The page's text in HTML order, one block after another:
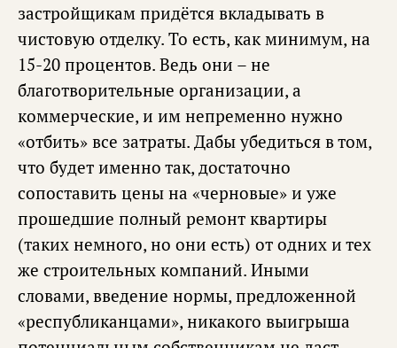
застройщикам придётся вкладывать в
чистовую отделку. То есть, как минимум, на
15-20 процентов. Ведь они – не
благотворительные организации, а
коммерческие, и им непременно нужно
«отбить» все затраты. Дабы убедиться в том,
что будет именно так, достаточно
сопоставить цены на «черновые» и уже
прошедшие полный ремонт квартиры
(таких немного, но они есть) от одних и тех
же строительных компаний. Иными
словами, введение нормы, предложенной
«республиканцами», никакого выигрыша